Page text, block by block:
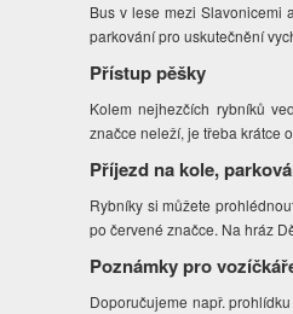
Bus v lese mezi Slavonicemi
parkování pro uskutečnění
Přístup pěšky
Kolem nejhezčích rybníků
značce neleží, je třeba krátce
Příjezd na kole,
Rybníky si můžete
po červené značce. Na hráz
Poznámky pro
Doporučujeme např.